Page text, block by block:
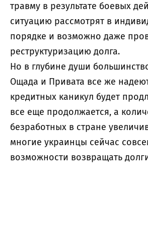
травму в результате боевых
ситуацию рассмотрят в
порядке и возможно даже
реструктуризацию долга.
Но в глубине души
Ощада и Привата все же
кредитных каникул будет
все еще продолжается, а
безработных в стране
многие украинцы сейчас
возможности возвращать